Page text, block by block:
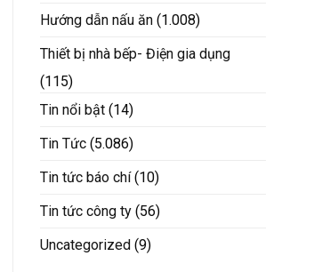
Hướng dẫn nấu ăn (1.008)
Thiết bị nhà bếp- Điện gia dụng
(115)
Tin nổi bật (14)
Tin Tức (5.086)
Tin tức báo chí(10)
Tin tức công ty (56)
Uncategorized (9)